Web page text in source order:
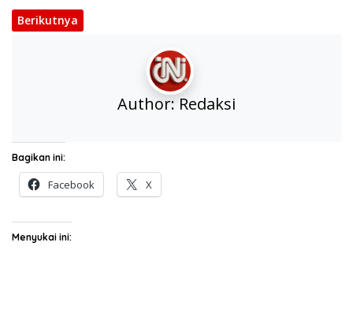
Berikutnya
Author: Redaksi
Bagikan ini:
Facebook X
Menyukai ini: